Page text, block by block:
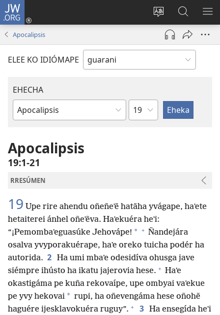
JW.ORG
Ekambia
ótro
idiómape
Emoñepyrũ
ne
sesión
(abre
una
Eheka
JW.ORG
Apocalipsis
ELEE KO IDIÓMAPE
EHECHA
Lívro
la
Bíbliape
Kapítulo
Apocalipsis
19:1-21
RRESÚMEN
19 Upe rire ahendu oñeñeʼẽ hatãha yvágape, haʼete
hetaiterei ánhel oñeʼẽva. Haʼekuéra heʼi:
“¡Pemombaʼeguasúke Jehovápe! * + Ñandejára
osalva yvyporakuérape, haʼe oreko tuicha podér ha
autorida. 2 Ha umi mbaʼe odesidíva ohusga jave
siémpre ihústo ha ikatu jajerovia hese. + Haʼe
okastigáma pe kuña rekovaípe, upe ombyai vaʼekue
pe yvy hekovai * rupi, ha oñevengáma hese oñohẽ
haguére ijesklavokuéra ruguy”. + 3 Ha ensegída heʼi